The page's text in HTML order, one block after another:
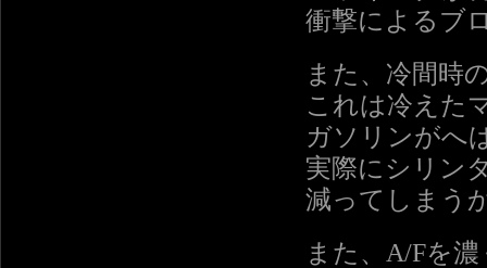
衝撃によるブ
また、冷間時
これは冷えた
ガソリンがへ
実際にシリン
減ってしまう
また、A/Fを